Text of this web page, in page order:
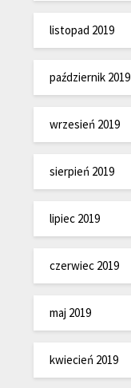
listopad 2019
październik 2019
wrzesień 2019
sierpień 2019
lipiec 2019
czerwiec 2019
maj 2019
kwiecień 2019